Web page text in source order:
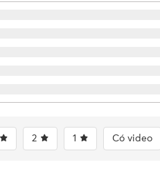
Bóng Đèn
2 1 Có video